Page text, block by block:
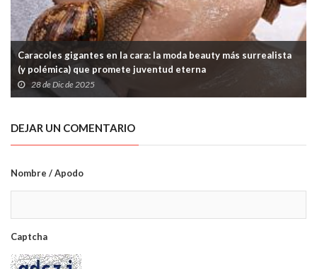
Caracoles gigantes en la cara: la moda beauty más surrealista
(y polémica) que promete juventud eterna
28 de Dic de 2025
DEJAR UN COMENTARIO
Nombre / Apodo
Captcha